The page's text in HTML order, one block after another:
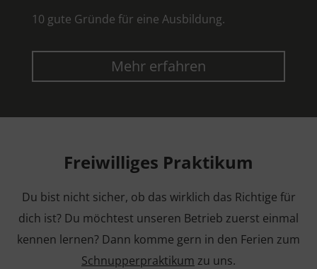
10 gute Gründe für eine Ausbildung.
Mehr erfahren
Freiwilliges Praktikum
Du bist nicht sicher, ob das wirklich das Richtige für
dich ist? Du möchtest unseren Betrieb zuerst einmal
kennen lernen? Dann komme gern in den Ferien zum
Schnupperpraktikum zu uns.